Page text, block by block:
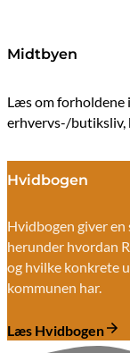
Midtbyen
Læs om forholdene
erhvervs-/butiksliv,
Hvidbogen
Hvidbogen giver en
herunder hvordan
og hvilke konkrete
kommunen har.
Læs Hvidbogen